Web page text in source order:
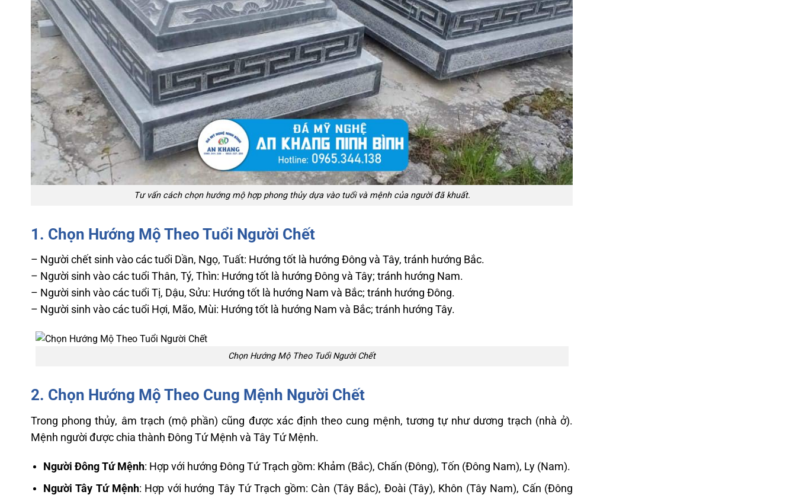
Tư vấn cách chọn hướng mộ hợp phong thủy dựa vào tuổi và mệnh của người đã khuất.
1. Chọn Hướng Mộ Theo Tuổi Người Chết
– Người chết sinh vào các tuổi Dần, Ngọ, Tuất: Hướng tốt là hướng Đông và Tây, tránh hướng Bắc.
– Người sinh vào các tuổi Thân, Tý, Thìn: Hướng tốt là hướng Đông và Tây; tránh hướng Nam.
– Người sinh vào các tuổi Tị, Dậu, Sửu: Hướng tốt là hướng Nam và Bắc; tránh hướng Đông.
– Người sinh vào các tuổi Hợi, Mão, Mùi: Hướng tốt là hướng Nam và Bắc; tránh hướng Tây.
Chọn Hướng Mộ Theo Tuổi Người Chết
2. Chọn Hướng Mộ Theo Cung Mệnh Người Chết
Trong phong thủy, âm trạch (mộ phần) cũng được xác định theo cung mệnh, tương tự như dương trạch (nhà ở).
Mệnh người được chia thành Đông Tứ Mệnh và Tây Tứ Mệnh.
Người Đông Tứ Mệnh: Hợp với hướng Đông Tứ Trạch gồm: Khảm (Bắc), Chấn (Đông), Tốn (Đông Nam), Ly (Nam).
Người Tây Tứ Mệnh: Hợp với hướng Tây Tứ Trạch gồm: Càn (Tây Bắc), Đoài (Tây), Khôn (Tây Nam), Cấn (Đông